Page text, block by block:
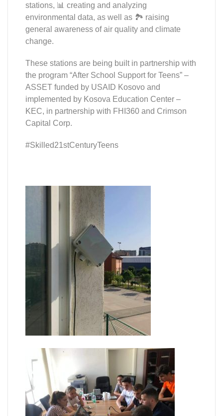
stations, 📊 creating and analyzing
environmental data, as well as 🏞️ raising
general awareness of air quality and climate
change.
These stations are being built in partnership with
the program “After School Support for Teens” –
ASSET funded by USAID Kosovo and
implemented by Kosova Education Center –
KEC, in partnership with FHI360 and Crimson
Capital Corp.
#Skilled21stCenturyTeens